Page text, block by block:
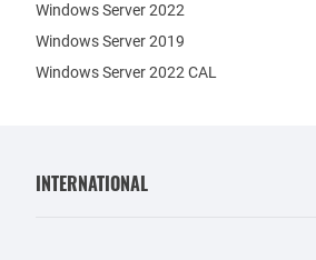
Windows Server 2022
Windows Server 2019
Windows Server 2022 CAL
INTERNATIONAL